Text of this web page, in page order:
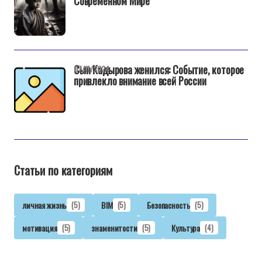
Сын Кадырова женился: Событие, которое
привлекло внимание всей России
07/11/2024
Статьи по категориям
личная жизнь (5) BIM (5) Безопасность (5)
мотивация (5) знаменитости (5) Культура (4)